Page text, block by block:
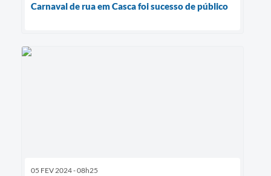
Carnaval de rua em Casca foi sucesso de público
05 FEV 2024 - 08h25